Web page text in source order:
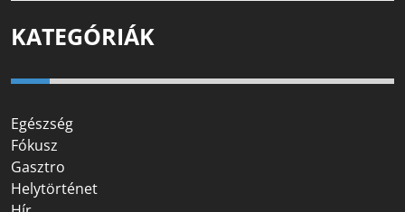
KATEGÓRIÁK
Egészség
Fókusz
Gasztro
Helytörténet